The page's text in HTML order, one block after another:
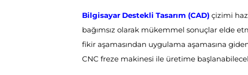
Bilgisayar Destekli Tasarım (CAD)çizimi
bağımsız olarak mükemmel sonuçlar elde
fikir aşamasından uygulama aşamasına
CNC freze makinesi ile üretime